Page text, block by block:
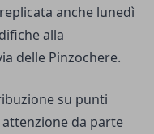
anche lunedì
alla
delle Pinzochere.
su punti
da parte